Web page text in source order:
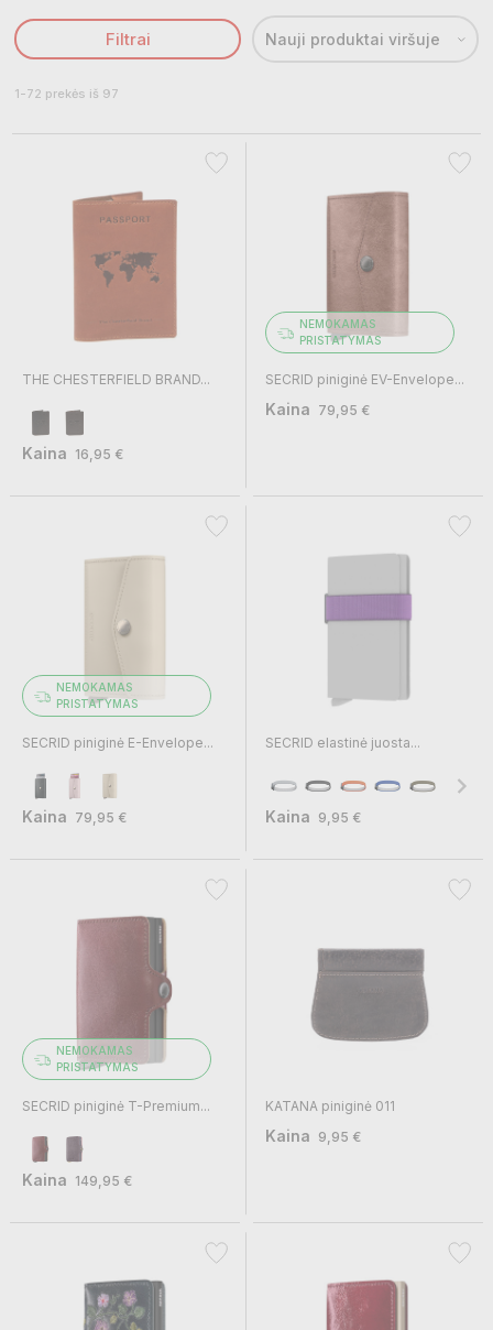
1-72 prekės iš 97
Filtrai Nauji produktai viršuje
THE CHESTERFIELD BRAND...
Kaina 16,95 €
NEMOKAMAS
PRISTATYMAS
SECRID piniginė EV-Envelope...
Kaina 79,95 €
NEMOKAMAS
PRISTATYMAS
SECRID piniginė E-Envelope...
Kaina 79,95 €
SECRID elastinė juosta...
Kaina 9,95 €
NEMOKAMAS
PRISTATYMAS
SECRID piniginė T-Premium...
Kaina 149,95 €
KATANA piniginė 011
Kaina 9,95 €